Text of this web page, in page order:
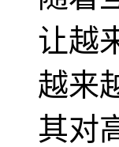
让越
越来
其对